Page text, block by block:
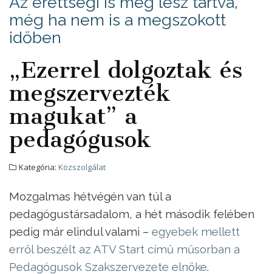
még ha nem is a megszokott
időben
„Ezerrel dolgoztak és
megszervezték
magukat” a
pedagógusok
Kategória: Közszolgálat
Mozgalmas hétvégén van túl a
pedagógustársadalom, a hét második felében
pedig már elindul valami – egyebek mellett
erről beszélt az ATV Start című műsorban a
Pedagógusok Szakszervezete elnöke.